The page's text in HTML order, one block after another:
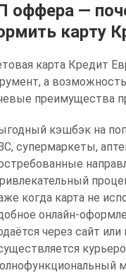
оффера —
карту
карта Кредит
а
преимущества
кэшбэк на
супермаркеты,
когда карта не
онлайн-
через сайт